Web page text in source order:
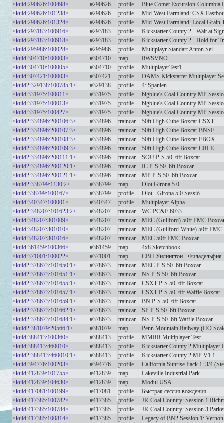
<kuid:290626:100498>
#290626 profile
Blue Comet Excursion-
<kuid:290626:101238>
#290626 profile
Mid-West Farmland: CSX
<kuid:290626:101324>
#290626 profile
Mid-West Farmland: Local Grain
<kuid:293183:100916>
#293183 profile
Kickstarter County 2 - Wait at
<kuid:293183:100918>
#293183 profile
Kickstarter County 2 - Hold for
<kuid:295986:100028>
#295986 profile
Multiplayr Standart Anton Sei
<kuid:304710:100003>
#304710 map
RWSVNO
<kuid:304710:100005>
#304710 profile
MultiplayerTest1
<kuid:307421:100003>
#307421 profile
DAMS Kickstarter Multiplayer
<kuid2:329138:100785:1>
#329138 profile
4ª Spanien
<kuid:331975:100011>
#331975 profile
bigblue's Coal Country MP
<kuid:331975:100013>
#331975 profile
bigblue's Coal Country MP
<kuid:331975:100427>
#331975 profile
bigblue's Coal Country MP
<kuid2:334896:200106:3>
#334896 traincar
50ft High Cube Boxcar CSXT
<kuid2:334896:200107:3>
#334896 traincar
50ft High Cube Boxcar BNSF
<kuid2:334896:200108:3>
#334896 traincar
50ft High Cube Boxcar FBOX
<kuid2:334896:200109:3>
#334896 traincar
50ft High Cube Boxcar CRLE
<kuid2:334896:200111:1>
#334896 traincar
SOU P-S 50_6ft Boxcar
<kuid2:334896:200120:1>
#334896 traincar
IC P-S 50_6ft Boxcar
<kuid2:334896:200121:1>
#334896 traincar
MP P-S 50_6ft Boxcar
<kuid2:338799:1130:2>
#338799 map
Olot Girona 5.0
<kuid:338799:100167>
#338799 profile
Olot - Girona 5.0 Sessió
<kuid:340347:100001>
#340347 profile
Multiplayer Alpha
<kuid2:348207:101623:2>
#348207 traincar
WC PC&F 6033
<kuid:348207:301009>
#348207 traincar
MEC (Guilford) 50ft FMC
<kuid:348207:301010>
#348207 traincar
MEC (Guilford-White) 50ft FMC
<kuid:348207:301016>
#348207 traincar
MEC 50ft FMC Boxcar
<kuid:361459:100366>
#361459 map
4x8 Sketchbook
<kuid:371001:100022>
#371001 map
СВП Уилингтон - Филадельфия
<kuid2:378673:101650:1>
#378673 traincar
MEC P-S 50_6ft Boxcar
<kuid2:378673:101651:1>
#378673 traincar
NS P-S 50_6ft Boxcar
<kuid2:378673:101655:1>
#378673 traincar
CSXT P-S 50_6ft Boxcar
<kuid2:378673:101657:1>
#378673 traincar
CSXT P-S 50_6ft Waffle Boxcar
<kuid2:378673:101659:1>
#378673 traincar
BN P-S 50_6ft Boxcar
<kuid2:378673:101662:1>
#378673 traincar
SP P-S 50_6ft Boxcar
<kuid2:378673:101684:1>
#378673 traincar
NS P-S 50_6ft Waffle Boxcar
<kuid2:381079:20566:1>
#381079 map
Penn Mountain Railway (HO
<kuid:388413:100360>
#388413 profile
MMRR Multiplayer Test
<kuid:388413:460010>
#388413 profile
Kickstarter County 2 Multiplayer
<kuid2:388413:460010:1>
#388413 profile
Kickstarter County 2 MP V1.1
<kuid:394776:100203>
#394776 profile
California Sunrise Pack 1: 3/4
<kuid:412839:101755>
#412839 map
Lakeville Industrial Park
<kuid:412839:104630>
#412839 map
Modul USA
<kuid:417081:100199>
#417081 profile
Быстрая сессия вождения
<kuid:417385:100782>
#417385 profile
JR-Coal Country: Session 1
<kuid:417385:100784>
#417385 profile
JR-Coal Country: Session 3
<kuid:417385:100814>
#417385 profile
Legacy of BN2 Session 1: